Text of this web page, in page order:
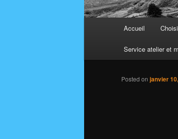
Accueil
Service atelier et
Posted on janvier